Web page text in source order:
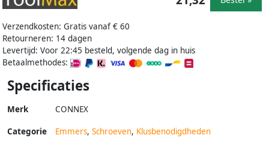
Verzendkosten: Gratis vanaf € 60
Retourneren: 14 dagen
Levertijd: Voor 22:45 besteld, volgende dag in huis
Betaalmethodes:
Specificaties
Merk CONNEX
Categorie Emmers, Schroeven, Klusbenodigdheden